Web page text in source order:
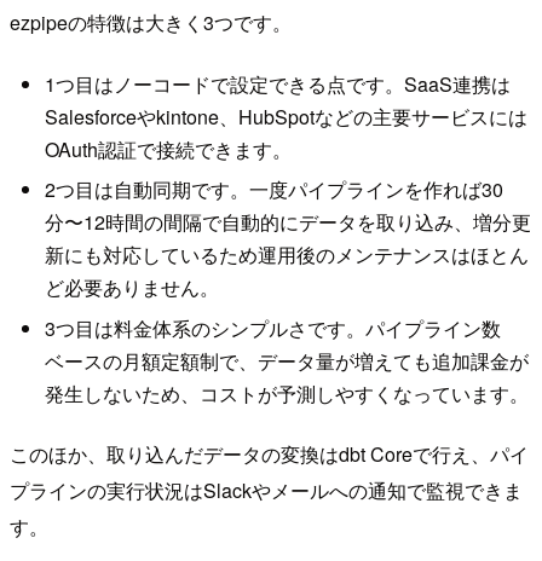
ezpipeの特徴は大きく3つです。
1つ目はノーコードで設定できる点です。SaaS連携は
Salesforceやkintone、HubSpotなどの主要サービスには
OAuth認証で接続できます。
2つ目は自動同期です。一度パイプラインを作れば30
分〜12時間の間隔で自動的にデータを取り込み、増分更
新にも対応しているため運用後のメンテナンスはほとん
ど必要ありません。
3つ目は料金体系のシンプルさです。パイプライン数
ベースの月額定額制で、データ量が増えても追加課金が
発生しないため、コストが予測しやすくなっています。
このほか、取り込んだデータの変換はdbt Coreで行え、パイ
プラインの実行状況はSlackやメールへの通知で監視できま
す。